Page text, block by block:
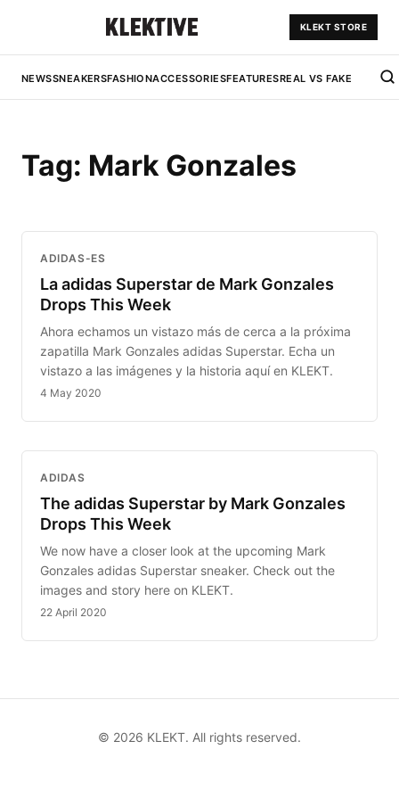
KLEKT STORE
NEWSSNEAKERSFASHIONACCESSORIESFEATURESREAL VS FAKE
Tag: Mark Gonzales
ADIDAS-ES
La adidas Superstar de Mark Gonzales
Drops This Week
Ahora echamos un vistazo más de cerca a la próxima
zapatilla Mark Gonzales adidas Superstar. Echa un
vistazo a las imágenes y la historia aquí en KLEKT.
4 May 2020
ADIDAS
The adidas Superstar by Mark Gonzales
Drops This Week
We now have a closer look at the upcoming Mark
Gonzales adidas Superstar sneaker. Check out the
images and story here on KLEKT.
22 April 2020
© 2026 KLEKT. All rights reserved.